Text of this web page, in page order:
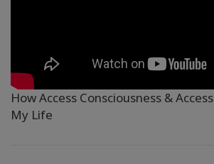
How Access Consciousness &
My Life